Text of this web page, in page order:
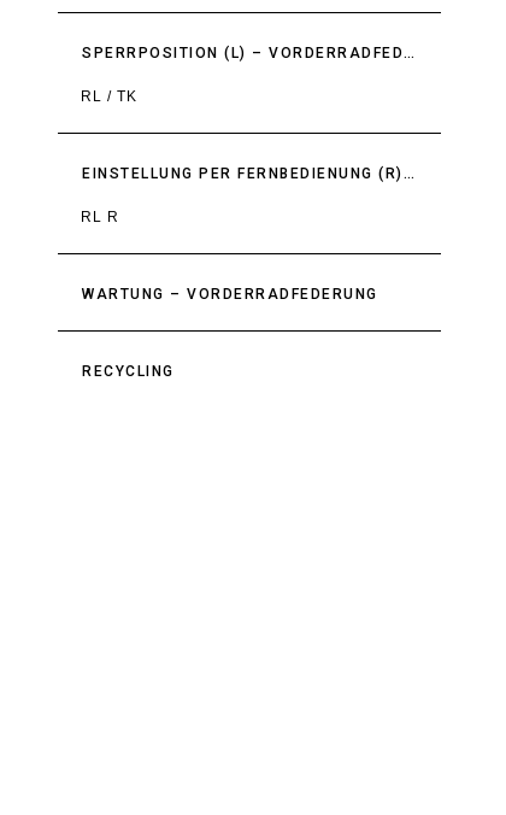
SPERRPOSITION (L) – VORDERRADFEDERUNG
RL / TK
EINSTELLUNG PER FERNBEDIENUNG (R) – VORDERRADFEDERUNG
RL R
WARTUNG – VORDERRADFEDERUNG
RECYCLING